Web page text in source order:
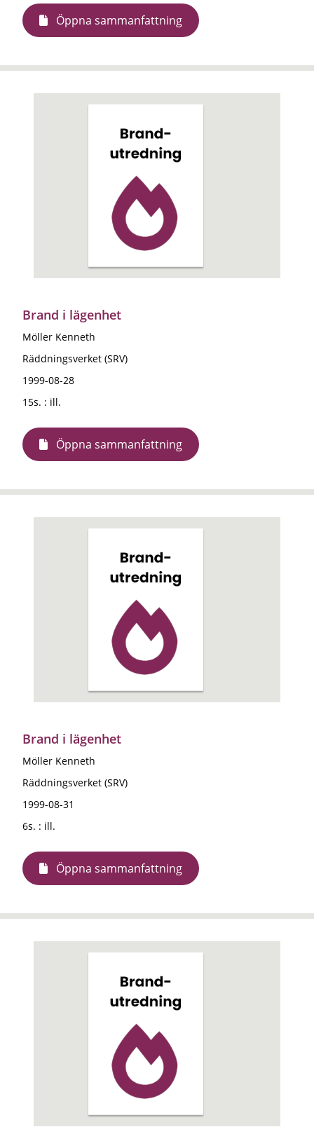
Öppna sammanfattning
Brand i lägenhet
Möller Kenneth
Räddningsverket (SRV)
1999-08-28
15s. : ill.
Öppna sammanfattning
Brand i lägenhet
Möller Kenneth
Räddningsverket (SRV)
1999-08-31
6s. : ill.
Öppna sammanfattning